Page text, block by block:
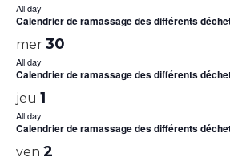
All day
Calendrier de ramassage des différents
mer 30
All day
Calendrier de ramassage des différents
jeu 1
All day
Calendrier de ramassage des différents
ven 2